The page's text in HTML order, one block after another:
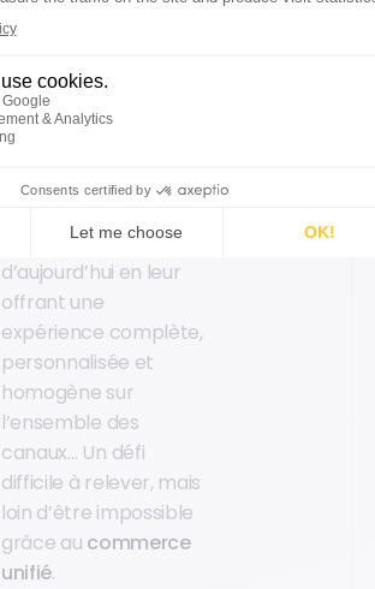
unifié, clé de
expérience client
réussie
Répondre aux
consommateurs
d’aujourd’hui en leur
offrant une
expérience complète,
personnalisée et
homogène sur
l’ensemble des
canaux… Un défi
difficile à relever, mais
loin d’être impossible
grâce au commerce
unifié.